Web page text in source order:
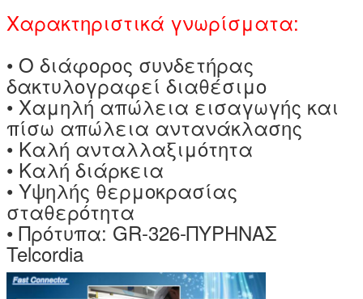
Χαρακτηριστικά γνωρίσματα:
• Ο διάφορος συνδετήρας
δακτυλογραφεί διαθέσιμο
• Χαμηλή απώλεια εισαγωγής και
πίσω απώλεια αντανάκλασης
• Καλή ανταλλαξιμότητα
• Καλή διάρκεια
• Υψηλής θερμοκρασίας
σταθερότητα
• Πρότυπα: GR-326-ΠΥΡΗΝΑΣ
Telcordia